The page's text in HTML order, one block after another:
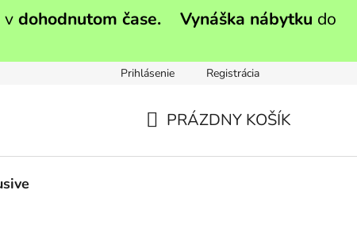
v dohodnutom čase. Vynáška nábytku do
Prihlásenie Registrácia
PRÁZDNY KOŠÍK